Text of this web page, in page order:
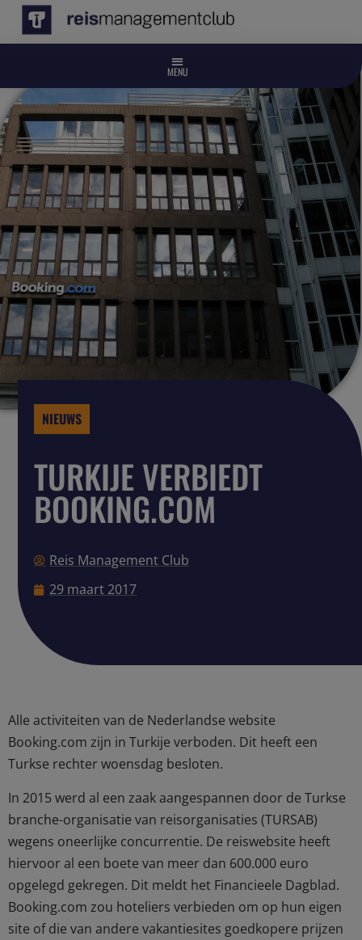
NIEUWS
TURKIJE VERBIEDT
BOOKING.COM
Reis Management Club
29 maart 2017
Alle activiteiten van de Nederlandse website
Booking.com zijn in Turkije verboden. Dit heeft een
Turkse rechter woensdag besloten.
In 2015 werd al een zaak aangespannen door de Turkse
branche-organisatie van reisorganisaties (TURSAB)
wegens oneerlijke concurrentie. De reiswebsite heeft
hiervoor al een boete van meer dan 600.000 euro
opgelegd gekregen. Dit meldt het Financieele Dagblad.
Booking.com zou hoteliers verbieden om op hun eigen
site of die van andere vakantiesites goedkopere prijzen